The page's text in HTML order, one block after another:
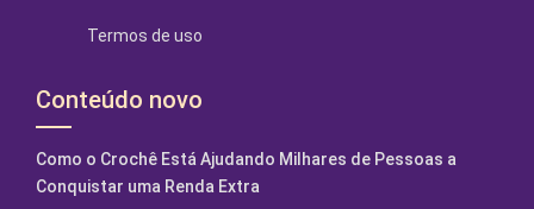
Termos de uso
Conteúdo novo
Como o Crochê Está Ajudando Milhares de Pessoas a
Conquistar uma Renda Extra